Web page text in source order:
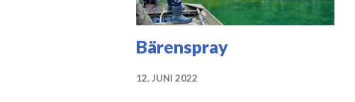
Bärenspray
12. JUNI 2022